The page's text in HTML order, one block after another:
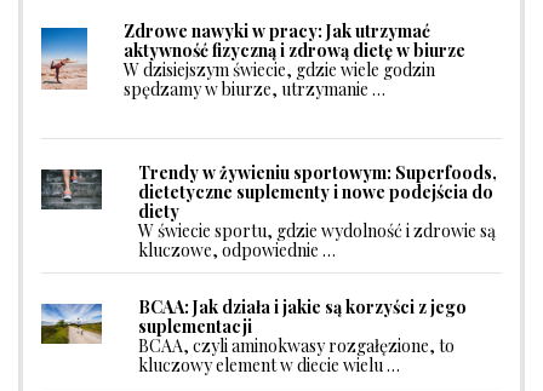
Zdrowe nawyki w pracy: Jak utrzymać
aktywność fizyczną i zdrową dietę w biurze
W dzisiejszym świecie, gdzie wiele godzin
spędzamy w biurze, utrzymanie …
Trendy w żywieniu sportowym: Superfoods,
dietetyczne suplementy i nowe podejścia do
diety
W świecie sportu, gdzie wydolność i zdrowie są
kluczowe, odpowiednie …
BCAA: Jak działa i jakie są korzyści z jego
suplementacji
BCAA, czyli aminokwasy rozgałęzione, to
kluczowy element w diecie wielu …